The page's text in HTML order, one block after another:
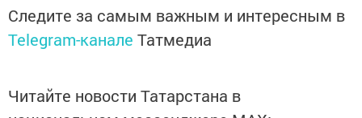
Следите за самым важным и интересным в
Telegram-канале Татмедиа
Читайте новости Татарстана в